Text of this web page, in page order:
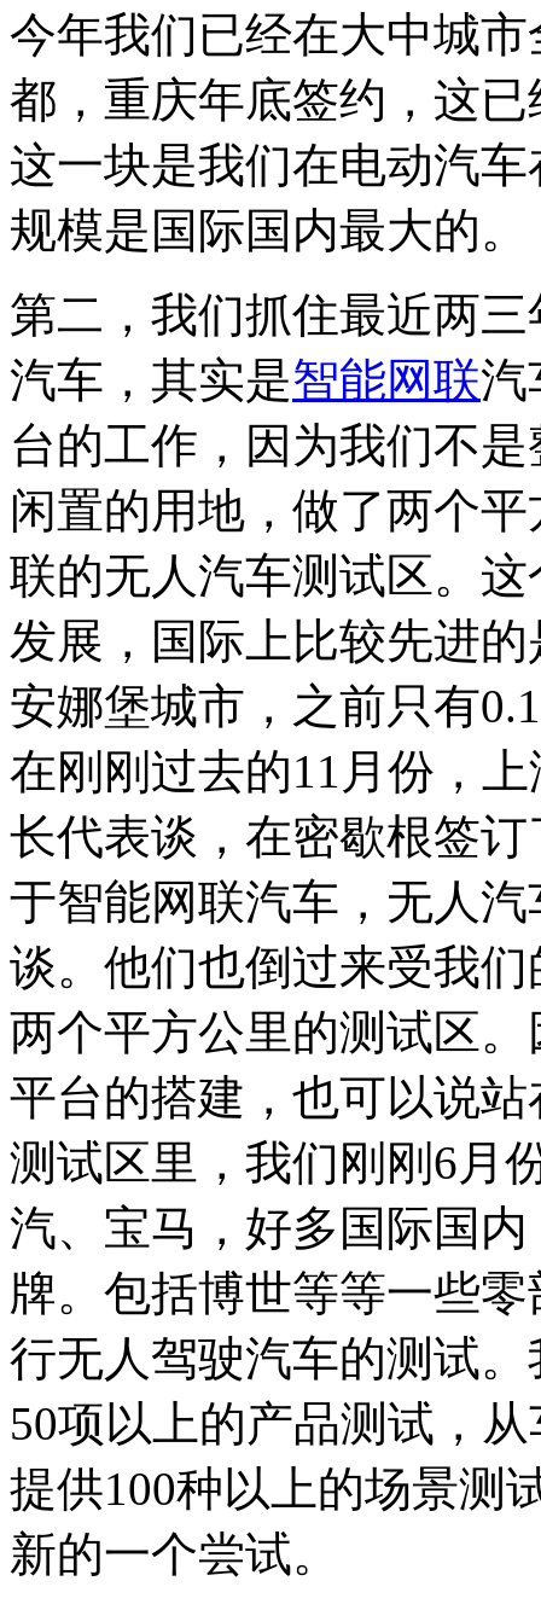
今年我们已经在大中城
都，重庆年底签约，这
这一块是我们在电动汽
规模是国际国内最大的。
第二，我们抓住最近两
汽车，其实是智能网联汽
台的工作，因为我们不
闲置的用地，做了两个
联的无人汽车测试区。
发展，国际上比较先进
安娜堡城市，之前只有
在刚刚过去的11月份，
长代表谈，在密歇根签
于智能网联汽车，无人
谈。他们也倒过来受我
两个平方公里的测试区
平台的搭建，也可以说
测试区里，我们刚刚6月
汽、宝马，好多国际国
牌。包括博世等等一些
行无人驾驶汽车的测试
50项以上的产品测试，
提供100种以上的场景测
新的一个尝试。